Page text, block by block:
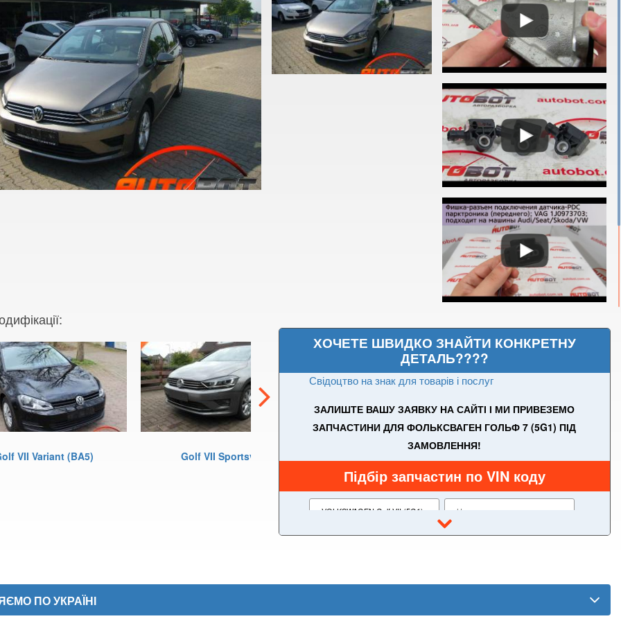
VII Variant (BA5) Golf VII Sportsvan
ХОЧЕТЕ ШВИДКО ЗНАЙТИ КОНКРЕТНУ
ДЕТАЛЬ????
Свідоцтво на знак для товарів і послуг
ЗАЛИШТЕ ВАШУ ЗАЯВКУ НА САЙТІ І МИ ПРИВЕЗЕМО
ЗАПЧАСТИНИ ДЛЯ ФОЛЬКСВАГЕН ГОЛЬФ 7 (5G1) ПІД
ЗАМОВЛЕННЯ!
Підбір запчастин по VIN коду
ПО УКРАЇНІ